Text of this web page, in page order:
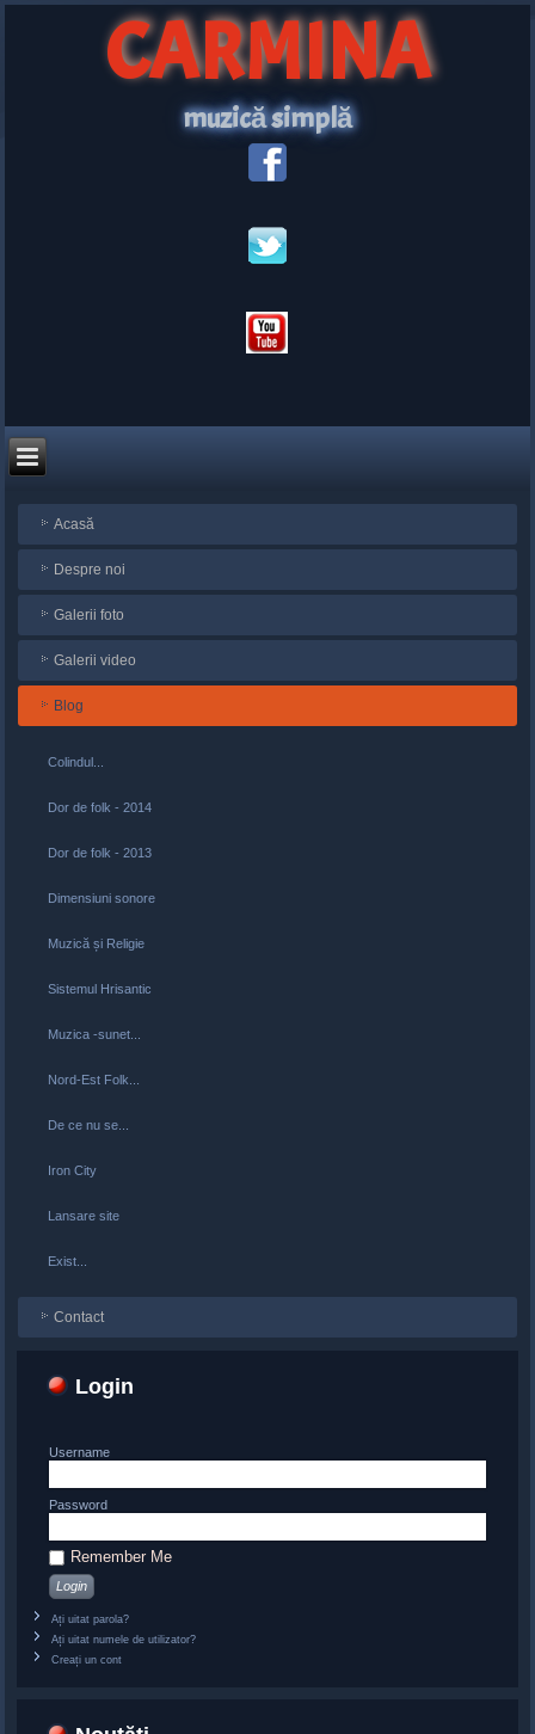
CARMINA
muzică simplă
Acasă
Despre noi
Galerii foto
Galerii video
Blog
Colindul...
Dor de folk - 2014
Dor de folk - 2013
Dimensiuni sonore
Muzică și Religie
Sistemul Hrisantic
Muzica -sunet...
Nord-Est Folk...
De ce nu se...
Iron City
Lansare site
Exist...
Contact
Login
Username
Password
Remember Me
Ați uitat parola?
Ați uitat numele de utilizator?
Creați un cont